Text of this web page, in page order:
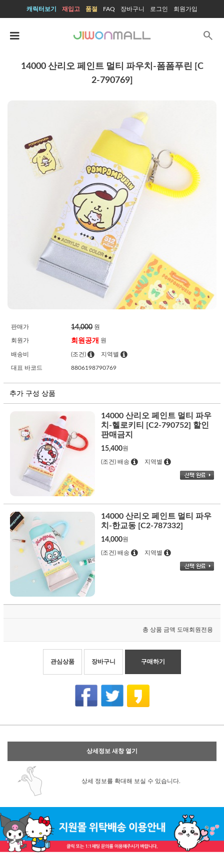
캐릭터보기 재입고 품절 FAQ 장바구니 로그인 회원가입
search
14000 산리오 페인트 멀티 파우치-폼폼푸린 [C
2-790769]
판매가 14,000원
회원가 회원공개 원
배송비 (조건) 지역별
대표 바코드 8806198790769
추가 구성 상품
14000 산리오 페인트 멀티 파우
치-헬로키티 [C2-790752] 할인
판매금지
15,400원
(조건) 배송 지역별
14000 산리오 페인트 멀티 파우
치-한교동 [C2-787332]
14,000원
(조건) 배송 지역별
총 상품 금액 도매회원전용
관심상품 장바구니 구매하기
상세정보 새창 열기
상세 정보를 확대해 보실 수 있습니다.